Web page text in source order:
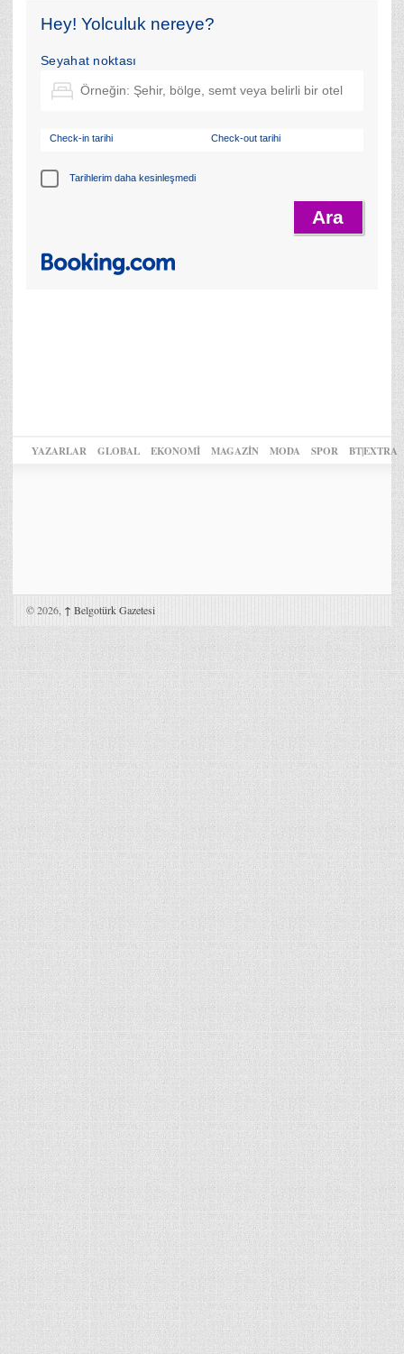
Hey! Yolculuk nereye?
Seyahat noktası
Check-in tarihi Check-out tarihi
Tarihlerim daha kesinleşmedi
YAZARLAR GLOBAL EKONOMİ MAGAZİN MODA SPOR BT|EXTRA
© 2026, ↑ Belgotürk Gazetesi